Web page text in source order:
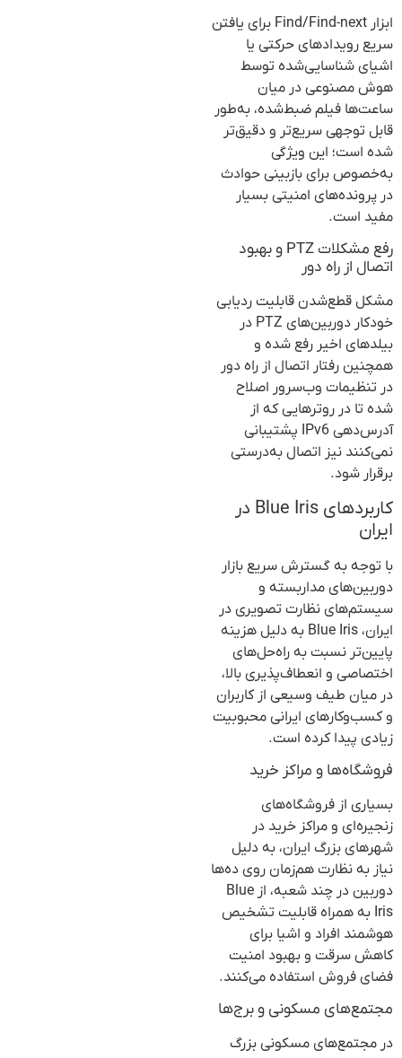
ابزار Find/Find-next برای یافتن
سریع رویدادهای حرکتی یا
اشیای شناسایی‌شده توسط
هوش مصنوعی در میان
ساعت‌ها فیلم ضبط‌شده، به‌طور
قابل توجهی سریع‌تر و دقیق‌تر
شده است؛ این ویژگی
به‌خصوص برای بازبینی حوادث
در پرونده‌های امنیتی بسیار
مفید است.
رفع مشکلات PTZ و بهبود
اتصال از راه دور
مشکل قطع‌شدن قابلیت ردیابی
خودکار دوربین‌های PTZ در
بیلدهای اخیر رفع شده و
همچنین رفتار اتصال از راه دور
در تنظیمات وب‌سرور اصلاح
شده تا در روترهایی که از
آدرس‌دهی IPv6 پشتیبانی
نمی‌کنند نیز اتصال به‌درستی
برقرار شود.
کاربردهای Blue Iris در
ایران
با توجه به گسترش سریع بازار
دوربین‌های مداربسته و
سیستم‌های نظارت تصویری در
ایران، Blue Iris به دلیل هزینه
پایین‌تر نسبت به راه‌حل‌های
اختصاصی و انعطاف‌پذیری بالا،
در میان طیف وسیعی از کاربران
و کسب‌وکارهای ایرانی محبوبیت
زیادی پیدا کرده است.
فروشگاه‌ها و مراکز خرید
بسیاری از فروشگاه‌های
زنجیره‌ای و مراکز خرید در
شهرهای بزرگ ایران، به دلیل
نیاز به نظارت هم‌زمان روی ده‌ها
دوربین در چند شعبه، از Blue
Iris به همراه قابلیت تشخیص
هوشمند افراد و اشیا برای
کاهش سرقت و بهبود امنیت
فضای فروش استفاده می‌کنند.
مجتمع‌های مسکونی و برج‌ها
در مجتمع‌های مسکونی بزرگ